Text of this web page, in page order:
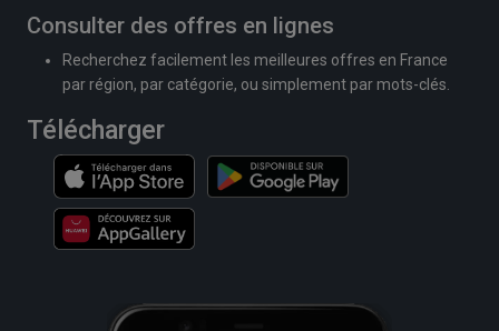
Consulter des offres en lignes
Recherchez facilement les meilleures offres en France
par région, par catégorie, ou simplement par mots-clés.
Télécharger